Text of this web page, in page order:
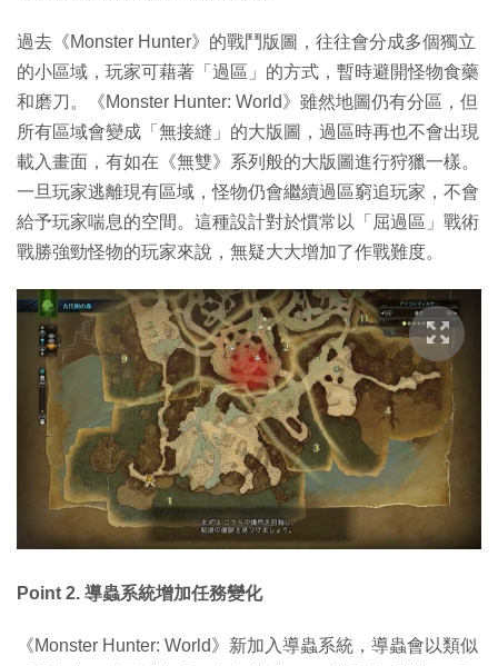
過去《Monster Hunter》的戰鬥版圖，往往會分成多個獨立
的小區域，玩家可藉著「過區」的方式，暫時避開怪物食藥
和磨刀。《Monster Hunter: World》雖然地圖仍有分區，但
所有區域會變成「無接縫」的大版圖，過區時再也不會出現
載入畫面，有如在《無雙》系列般的大版圖進行狩獵一樣。
一旦玩家逃離現有區域，怪物仍會繼續過區窮追玩家，不會
給予玩家喘息的空間。這種設計對於慣常以「屈過區」戰術
戰勝強勁怪物的玩家來說，無疑大大增加了作戰難度。
Point 2. 導蟲系統增加任務變化
《Monster Hunter: World》新加入導蟲系統，導蟲會以類似